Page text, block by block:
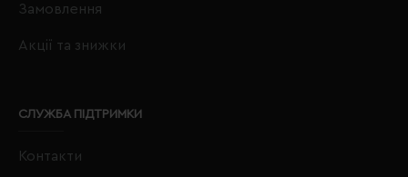
Замовлення
Акції та знижки
СЛУЖБА ПІДТРИМКИ
Контакти